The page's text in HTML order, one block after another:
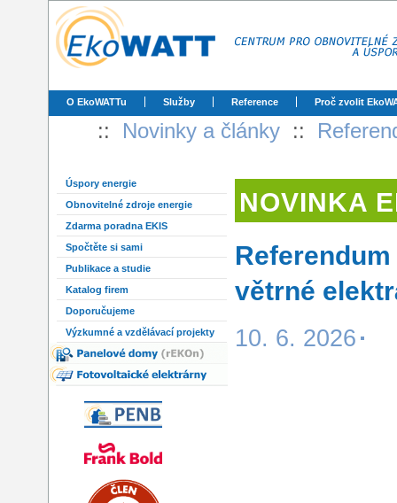
O EkoWATTu Služby Reference Proč zvolit
:: Novinky a články ::
Úspory energie
Obnovitelné zdroje energie
Zdarma poradna EKIS
Spočtěte si sami
Publikace a studie
Katalog firem
Doporučujeme
Výzkumné a vzdělávací projekty
NOVINKA
větrné
10. 6. 2026